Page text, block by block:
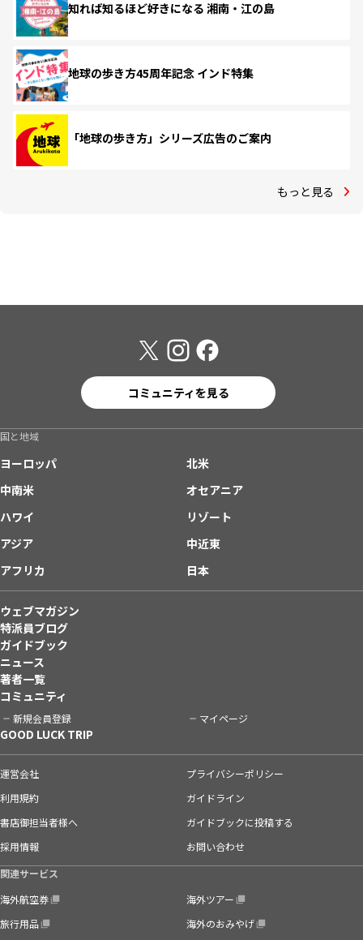
知れば知るほど好きになる 湘南・江の島
地球の歩き方45周年記念 インド特集
「地球の歩き方」シリーズ広告のご案内
もっと見る
コミュニティを見る
国と地域
ヨーロッパ
北米
中南米
オセアニア
ハワイ
リゾート
アジア
中近東
アフリカ
日本
ウェブマガジン
特派員ブログ
ガイドブック
ニュース
著者一覧
コミュニティ
新規会員登録 マイページ
GOOD LUCK TRIP
運営会社
プライバシーポリシー
利用規約
ガイドライン
書店御担当者様へ
ガイドブックに投稿する
採用情報
お問い合わせ
関連サービス
海外航空券
海外ツアー
旅行用品
海外のおみやげ